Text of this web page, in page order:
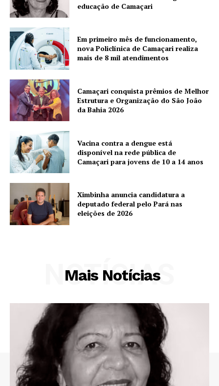
educação de Camaçari
Em primeiro mês de funcionamento,
nova Policlínica de Camaçari realiza
mais de 8 mil atendimentos
Camaçari conquista prêmios de Melhor
Estrutura e Organização do São João
da Bahia 2026
Vacina contra a dengue está
disponível na rede pública de
Camaçari para jovens de 10 a 14 anos
Ximbinha anuncia candidatura a
deputado federal pelo Pará nas
eleições de 2026
Mais Notícias
NOTÍCIAS